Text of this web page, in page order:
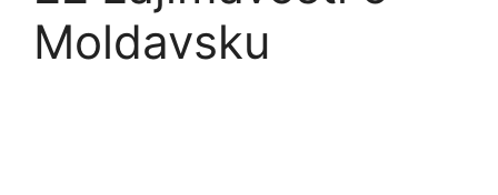
Moldavsku